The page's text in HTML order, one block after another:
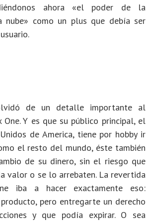
ahora «el poder de la
nube» como un plus que debía ser
de un detalle importante al
One. Y es que su público principal, el
de America, tiene por hobby ir
el resto del mundo, éste también
de su dinero, sin el riesgo que
valor o se lo arrebaten. La revertida
iba a hacer exactamente eso:
pero entregarte un derecho
y que podía expirar. O sea